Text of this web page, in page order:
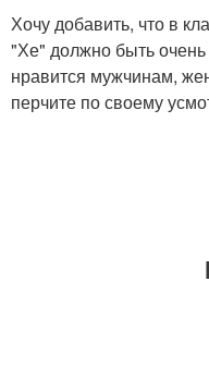
Хочу добавить, что в
"Хе" должно быть
нравится мужчинам,
перчите по своему